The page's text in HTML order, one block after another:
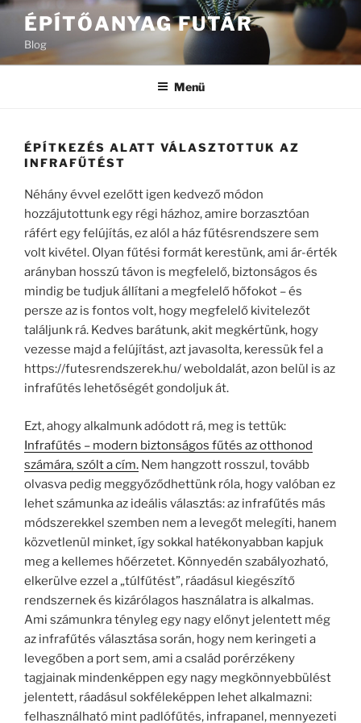
Tartalomhoz
ÉPÍTŐANYAG FUTÁR
Blog
Menü
ÉPÍTKEZÉS ALATT VÁLASZTOTTUK AZ
INFRAFŰTÉST
Néhány évvel ezelőtt igen kedvező módon
hozzájutottunk egy régi házhoz, amire borzasztóan
ráfért egy felújítás, ez alól a ház fűtésrendszere sem
volt kivétel. Olyan fűtési formát kerestünk, ami ár-érték
arányban hosszú távon is megfelelő, biztonságos és
mindig be tudjuk állítani a megfelelő hőfokot – és
persze az is fontos volt, hogy megfelelő kivitelezőt
találjunk rá. Kedves barátunk, akit megkértünk, hogy
vezesse majd a felújítást, azt javasolta, keressük fel a
https://futesrendszerek.hu/ weboldalát, azon belül is az
infrafűtés lehetőségét gondoljuk át.
Ezt, ahogy alkalmunk adódott rá, meg is tettük:
Infrafűtés – modern biztonságos fűtés az otthonod
számára, szólt a cím. Nem hangzott rosszul, tovább
olvasva pedig meggyőződhettünk róla, hogy valóban ez
lehet számunka az ideális választás: az infrafűtés más
módszerekkel szemben nem a levegőt melegíti, hanem
közvetlenül minket, így sokkal hatékonyabban kapjuk
meg a kellemes hőérzetet. Könnyedén szabályozható,
elkerülve ezzel a „túlfűtést”, ráadásul kiegészítő
rendszernek és kizárólagos használatra is alkalmas.
Ami számunkra tényleg egy nagy előnyt jelentett még
az infrafűtés választása során, hogy nem keringeti a
levegőben a port sem, ami a család porérzékeny
tagjainak mindenképpen egy nagy megkönnyebbülést
jelentett, ráadásul sokféleképpen lehet alkalmazni:
felhasználható mint padlófűtés, infrapanel, mennyezeti